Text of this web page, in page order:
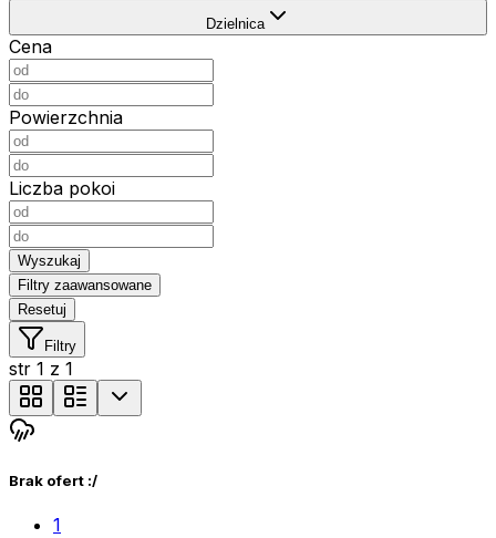
Dzielnica
Cena
Powierzchnia
Liczba pokoi
Wyszukaj
Filtry zaawansowane
Resetuj
Filtry
str 1 z 1
Brak ofert :/
1